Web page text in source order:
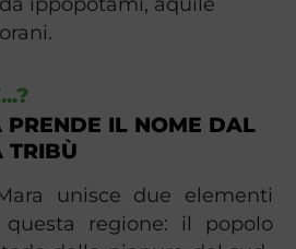
IL NOME DAL
TRIBÙ
unisce due elementi
regione: il popolo